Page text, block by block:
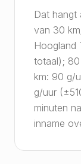
Dat hangt
van 30
Hoogland
totaal);
km: 90 g/
g/uur
minuten
inname